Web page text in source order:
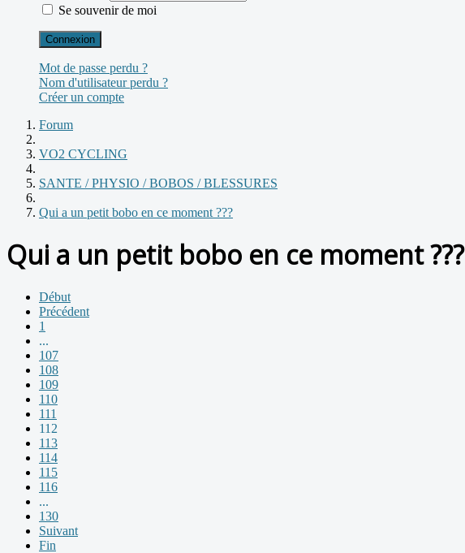
Se souvenir de moi
Connexion
Mot de passe perdu ?
Nom d'utilisateur perdu ?
Créer un compte
Forum
VO2 CYCLING
SANTE / PHYSIO / BOBOS / BLESSURES
Qui a un petit bobo en ce moment ???
Qui a un petit bobo en ce moment ???
Début
Précédent
1
...
107
108
109
110
111
112
113
114
115
116
...
130
Suivant
Fin